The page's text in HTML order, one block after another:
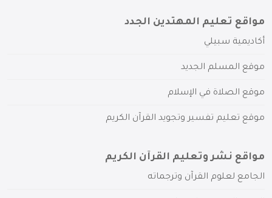
مواقع تعليم المهتدين الجدد
أكاديمية سبيلي
موقع المسلم الجديد
موقع الصلاة في الإسلام
موقع تعليم تفسير وتجويد القرآن الكريم
مواقع نشر وتعليم القرآن الكريم
الجامع لعلوم القرآن وترجماته